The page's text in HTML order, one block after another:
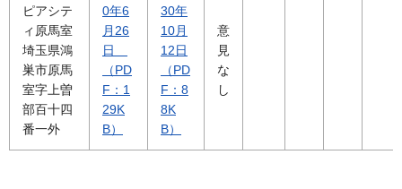
ピアシテ
ィ原馬室
埼玉県鴻
巣市原馬
室字上曽
部百十四
番一外
0年6
月26
日
（PD
F：1
29K
B）
30年
10月
12日
（PD
F：8
8K
B）
意
見
な
し